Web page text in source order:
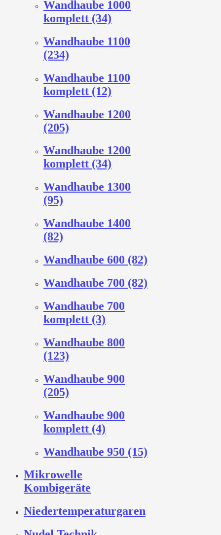
Wandhaube 1000
komplett (34)
Wandhaube 1100
(234)
Wandhaube 1100
komplett (12)
Wandhaube 1200
(205)
Wandhaube 1200
komplett (34)
Wandhaube 1300
(95)
Wandhaube 1400
(82)
Wandhaube 600 (82)
Wandhaube 700 (82)
Wandhaube 700
komplett (3)
Wandhaube 800
(123)
Wandhaube 900
(205)
Wandhaube 900
komplett (4)
Wandhaube 950 (15)
Mikrowelle
Kombigeräte
Niedertemperaturgaren